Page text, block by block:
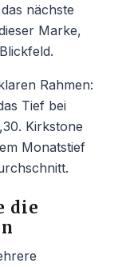
nächste
Marke,
Rahmen:
Tief bei
Kirkstone
Monatstief
die